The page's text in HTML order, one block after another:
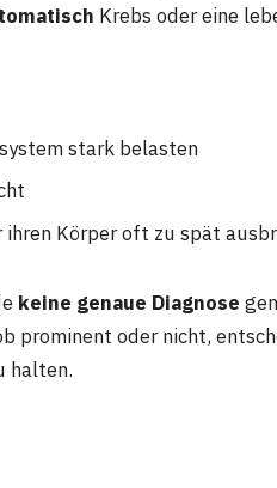
Krebs oder eine
stark belasten
Körper oft zu spät
keine genaue Diagnose
prominent oder nicht,
halten.